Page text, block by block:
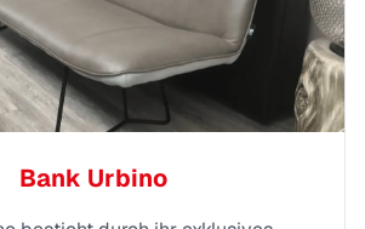
Bank Urbino